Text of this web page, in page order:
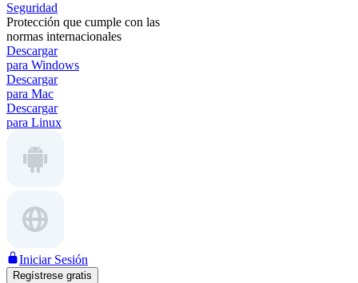
Seguridad
Protección que cumple con las
normas internacionales
Descargar
para Windows
Descargar
para Mac
Descargar
para Linux
Iniciar Sesión
Regístrese gratis